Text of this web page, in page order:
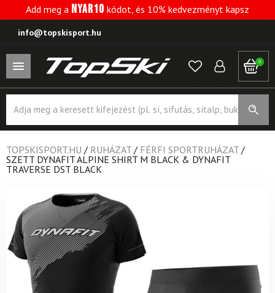
Add meg a NYAR10 kódot, és 10% kedvezményt kapsz
info@topskisport.hu
0
search
TOPSKISPORT.HU / RUHÁZAT / FÉRFI SPORTRUHÁZAT /
SZETT DYNAFIT ALPINE SHIRT M BLACK & DYNAFIT
TRAVERSE DST BLACK